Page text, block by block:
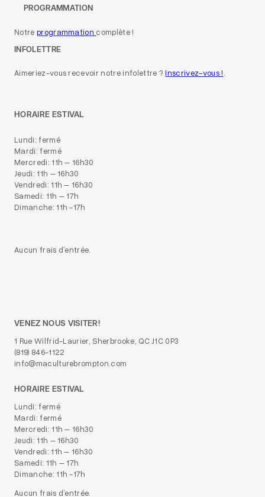
PROGRAMMATION
Notre programmation complète !
INFOLETTRE
Aimeriez-vous recevoir notre infolettre ?Inscrivez-vous !.
HORAIRE ESTIVAL
Lundi: fermé
Mardi: fermé
Mercredi: 11h – 16h30
Jeudi: 11h – 16h30
Vendredi: 11h – 16h30
Samedi: 11h – 17h
Dimanche: 11h -17h
Aucun frais d’entrée.
VENEZ NOUS VISITER!
1 Rue Wilfrid-Laurier, Sherbrooke, QC J1C 0P3
(819) 846-1122
info@maculturebrompton.com
HORAIRE ESTIVAL
Lundi: fermé
Mardi: fermé
Mercredi: 11h – 16h30
Jeudi: 11h – 16h30
Vendredi: 11h – 16h30
Samedi: 11h – 17h
Dimanche: 11h -17h
Aucun frais d’entrée.